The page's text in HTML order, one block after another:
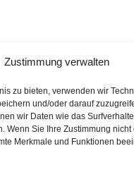
Zustimmung verwalten
zu bieten, verwenden wir
und/oder darauf
wir Daten wie das
Wenn Sie Ihre Zustimmung
Merkmale und Funktionen